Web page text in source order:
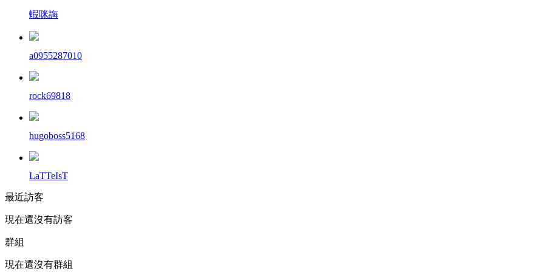
蝦咪誨
a0955287010
rock69818
hugoboss5168
LaTTeIsT
最近訪客
現在還沒有訪客
群組
現在還沒有群組